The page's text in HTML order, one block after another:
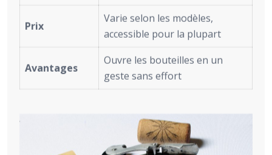
Prix
Varie selon les modèles,
accessible pour la plupart
Avantages
Ouvre les bouteilles en un
geste sans effort